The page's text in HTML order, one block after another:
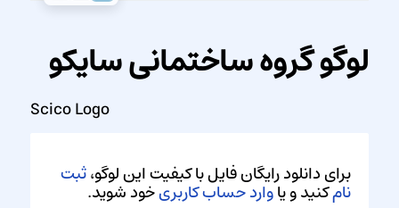
لوگو گروه ساختمانی سایکو
Scico Logo
برای دانلود رایگان فایل با کیفیت این لوگو،ثبت
نامکنید و یاوارد حساب کاربریخود شوید.